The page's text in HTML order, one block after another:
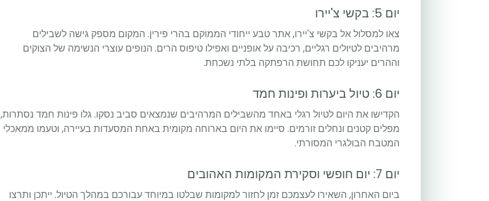
יום 5: בקשי צ'יירו
צאו למסלול אל בקשי צ'יירו, אתר טבע ייחודי הממוקם בהרי פירין. המקום מספק גישה לשבילים
מרהיבים לטיולים רגליים, רכיבה על אופניים ואפילו טיפוס הרים. הנופים עוצרי הנשימה של הצוקים
וההרים יעניקו לכם תחושת הרפתקה בלתי נשכחת.
יום 6: טיול ביערות ופינות חמד
הקדישו את היום לטיול רגלי באחד מהשבילים המרהיבים שנמצאים סביב נסקו. גלו פינות חמד נסתרות,
מפלים קטנים ונחלים זורמים. סיימו את היום בארוחה מקומית באחת המסעדות בעיירה, וטעמו ממאכלי
המטבח הבולגרי המסורתי.
יום 7: יום חופשי וסקירת המקומות האהובים
ביום האחרון, השאירו לעצמכם זמן לחזור למקומות שבלטו במיוחד עבורכם במהלך הטיול. ייתכן ותרצו